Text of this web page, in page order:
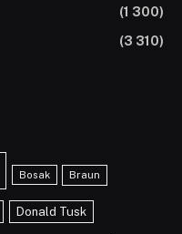
(1 300)
(3 310)
Bosak Braun
Donald Tusk